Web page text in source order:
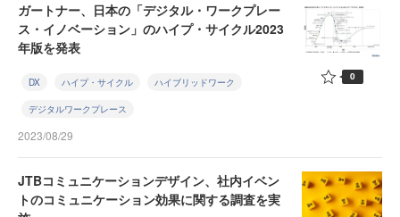
ガートナー、日本の「デジタル・ワークプレー
ス・イノベーション」のハイプ・サイクル2023
年版を発表
DX ハイプ・サイクル ハイブリッドワーク
デジタルワークプレース
2023/08/29
0
JTBコミュニケーションデザイン、社内イベン
トのコミュニケーション効果に関する調査を実